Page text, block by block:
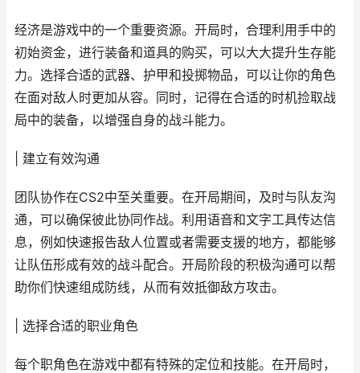
经济是游戏中的一个重要资源。开局时，合理利用手中的
初始资金，进行装备和道具的购买，可以大大提升生存能
力。选择合适的武器、护甲和投掷物品，可以让你的角色
在面对敌人时更加从容。同时，记得在合适的时机捡取战
局中的装备，以增强自身的战斗能力。
| 建立有效沟通
团队协作在CS2中至关重要。在开局期间，及时与队友沟
通，可以确保彼此协同作战。利用语音和文字工具传达信
息，例如快速报告敌人位置或者需要支援的地方，都能够
让队伍形成有效的战斗配合。开局阶段的积极沟通可以帮
助你们快速组成防线，从而有效抵御敌方攻击。
| 选择合适的职业角色
每个职角色在游戏中都有特殊的定位和技能。在开局时，